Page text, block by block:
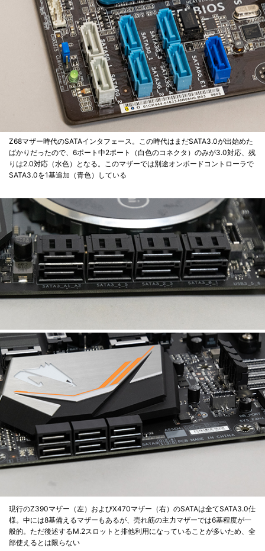
Z68マザー時代のSATAインタフェース。この時代はまだSATA3.0が出始めた
ばかりだったので、6ポート中2ポート（白色のコネクタ）のみが3.0対応、残
りは2.0対応（水色）となる。このマザーでは別途オンボードコントローラで
SATA3.0を1基追加（青色）している
現行のZ390マザー（左）およびX470マザー（右）のSATAは全てSATA3.0仕
様。中には8基備えるマザーもあるが、売れ筋の主力マザーでは6基程度が一
般的。ただ後述するM.2スロットと排他利用になっていることが多いため、全
部使えるとは限らない